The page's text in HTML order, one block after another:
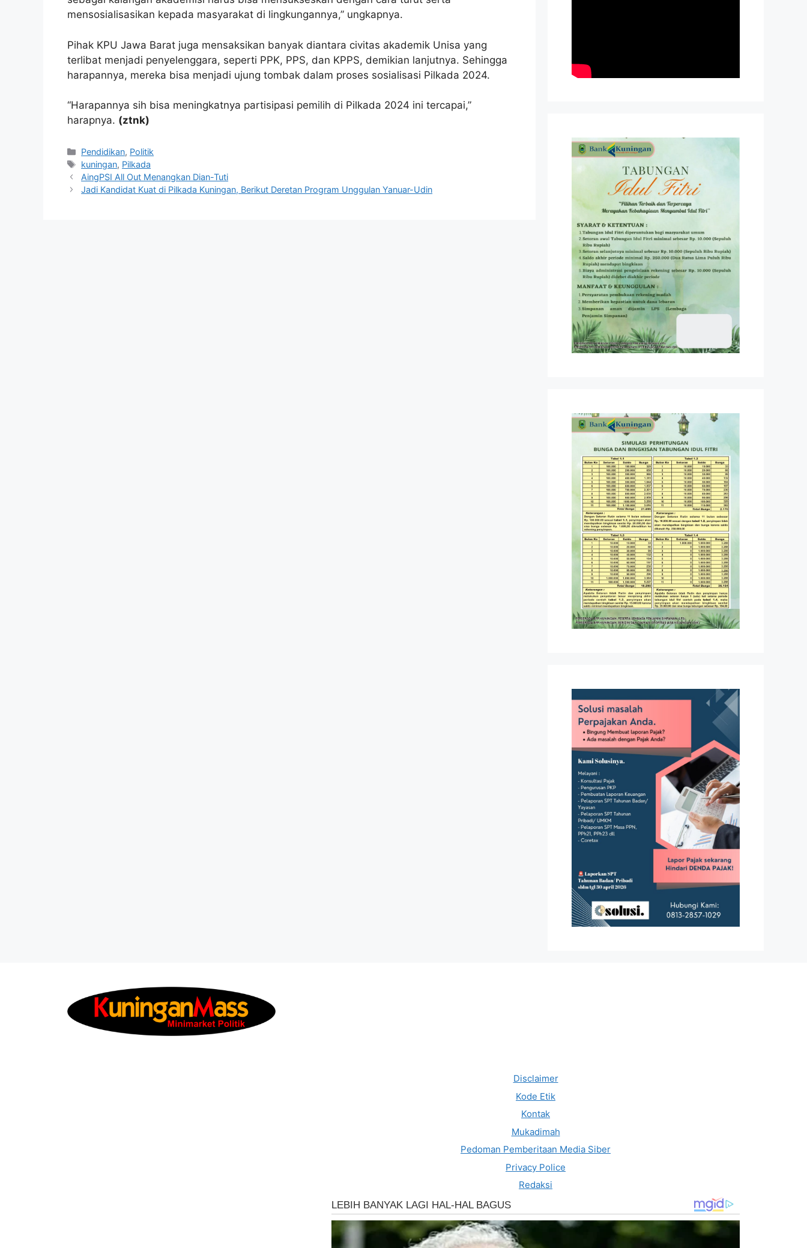
mensosialisasikan kepada masyarakat di lingkungannya,” ungkapnya.
Pihak KPU Jawa Barat juga mensaksikan banyak diantara civitas akademik Unisa yang
terlibat menjadi penyelenggara, seperti PPK, PPS, dan KPPS, demikian lanjutnya. Sehingga
harapannya, mereka bisa menjadi ujung tombak dalam proses sosialisasi Pilkada 2024.
“Harapannya sih bisa meningkatnya partisipasi pemilih di Pilkada 2024 ini tercapai,”
harapnya. (ztnk)
Kategori
Pendidikan, Politik
Tag
kuningan, Pilkada
AingPSI All Out Menangkan Dian-Tuti
Jadi Kandidat Kuat di Pilkada Kuningan, Berikut Deretan Program Unggulan Yanuar-Udin
Disclaimer
Kode Etik
Kontak
Mukadimah
Pedoman Pemberitaan Media Siber
Privacy Police
Redaksi